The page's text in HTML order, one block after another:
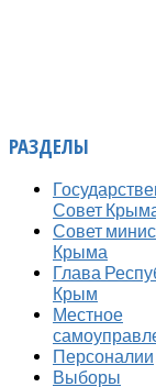
РАЗДЕЛЫ
Совет
Совет
Крыма
Глава
Крым
Местное
Персоналии
Выборы